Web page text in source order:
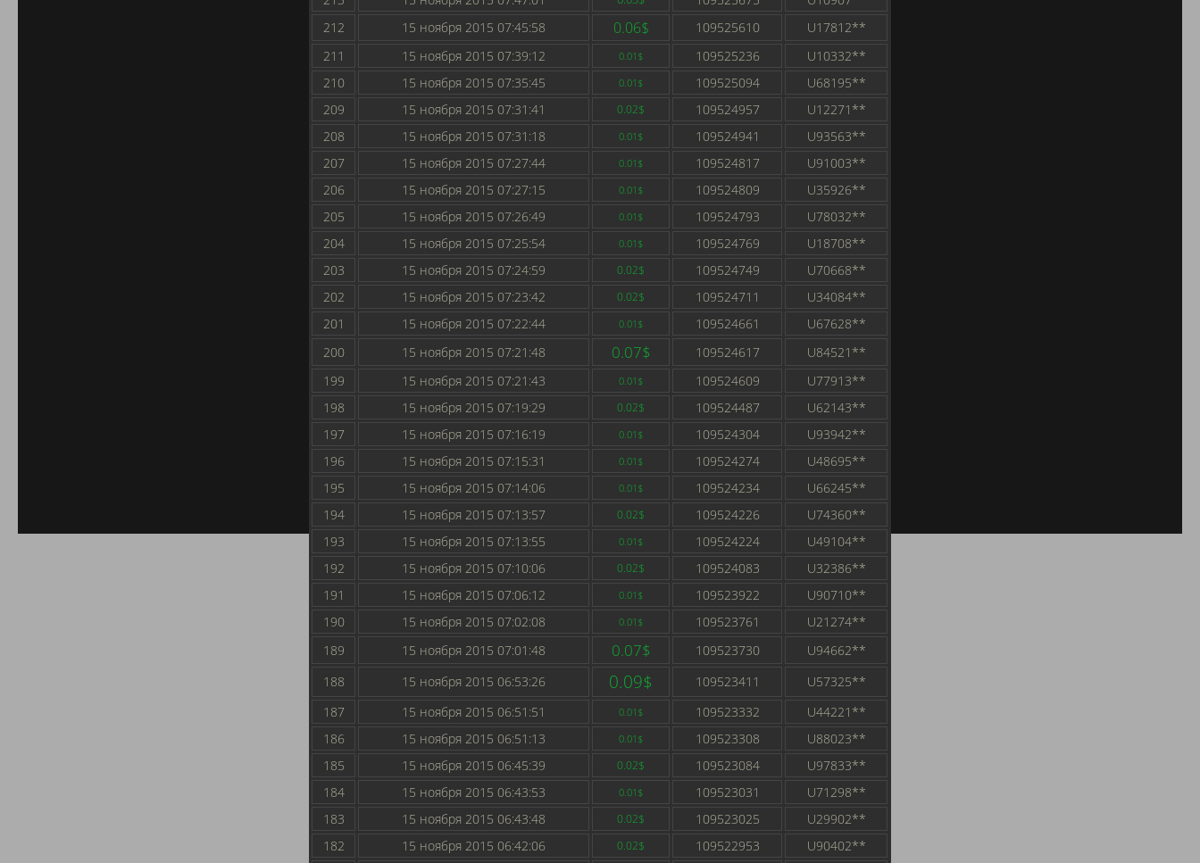
212
15 ноября 2015 07:45:58 0.06$ 109525610
U17812**
211
15 ноября 2015 07:39:12 0.01$ 109525236
U10332**
210
15 ноября 2015 07:35:45 0.01$ 109525094
U68195**
209
15 ноября 2015 07:31:41 0.02$ 109524957
U12271**
208
15 ноября 2015 07:31:18 0.01$ 109524941
U93563**
207
15 ноября 2015 07:27:44 0.01$ 109524817
U91003**
206
15 ноября 2015 07:27:15 0.01$ 109524809
U35926**
205
15 ноября 2015 07:26:49 0.01$ 109524793
U78032**
204
15 ноября 2015 07:25:54 0.01$ 109524769
U18708**
203
15 ноября 2015 07:24:59 0.02$ 109524749
U70668**
202
15 ноября 2015 07:23:42 0.02$ 109524711
U34084**
201
15 ноября 2015 07:22:44 0.01$ 109524661
U67628**
200
15 ноября 2015 07:21:48 0.07$ 109524617
U84521**
199
15 ноября 2015 07:21:43 0.01$ 109524609
U77913**
198
15 ноября 2015 07:19:29 0.02$ 109524487
U62143**
197
15 ноября 2015 07:16:19 0.01$ 109524304
U93942**
196
15 ноября 2015 07:15:31 0.01$ 109524274
U48695**
195
15 ноября 2015 07:14:06 0.01$ 109524234
U66245**
194
15 ноября 2015 07:13:57 0.02$ 109524226
U74360**
193
15 ноября 2015 07:13:55 0.01$ 109524224
U49104**
192
15 ноября 2015 07:10:06 0.02$ 109524083
U32386**
191
15 ноября 2015 07:06:12 0.01$ 109523922
U90710**
190
15 ноября 2015 07:02:08 0.01$ 109523761
U21274**
189
15 ноября 2015 07:01:48 0.07$ 109523730
U94662**
188
15 ноября 2015 06:53:26 0.09$ 109523411
U57325**
187
15 ноября 2015 06:51:51 0.01$ 109523332
U44221**
186
15 ноября 2015 06:51:13 0.01$ 109523308
U88023**
185
15 ноября 2015 06:45:39 0.02$ 109523084
U97833**
184
15 ноября 2015 06:43:53 0.01$ 109523031
U71298**
183
15 ноября 2015 06:43:48 0.02$ 109523025
U29902**
182
15 ноября 2015 06:42:06 0.02$ 109522953 U90402**